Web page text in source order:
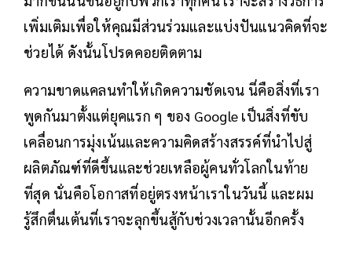
เพิ่มเติมเพื่อให้คุณมีส่วนร่วมและแบ่งปันแนวคิดที่จะ
ช่วยได้ ดังนั้นโปรดคอยติดตาม
ความขาดแคลนทำให้เกิดความชัดเจน นี่คือสิ่งที่เรา
พูดกันมาตั้งแต่ยุคแรก ๆ ของ Google เป็นสิ่งที่ขับ
เคลื่อนการมุ่งเน้นและความคิดสร้างสรรค์ที่นำไปสู่
ผลิตภัณฑ์ที่ดีขึ้นและช่วยเหลือผู้คนทั่วโลกในท้าย
ที่สุด นั่นคือโอกาสที่อยู่ตรงหน้าเราในวันนี้ และผม
รู้สึกตื่นเต้นที่เราจะลุกขึ้นสู้กับช่วงเวลานั้นอีกครั้ง